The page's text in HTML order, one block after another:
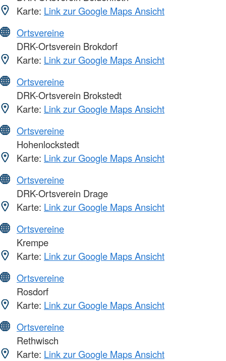
Karte: Link zur Google Maps Ansicht
Ortsvereine
DRK-Ortsverein Brokdorf
Karte: Link zur Google Maps Ansicht
Ortsvereine
DRK-Ortsverein Brokstedt
Karte: Link zur Google Maps Ansicht
Ortsvereine
Hohenlockstedt
Karte: Link zur Google Maps Ansicht
Ortsvereine
DRK-Ortsverein Drage
Karte: Link zur Google Maps Ansicht
Ortsvereine
Krempe
Karte: Link zur Google Maps Ansicht
Ortsvereine
Rosdorf
Karte: Link zur Google Maps Ansicht
Ortsvereine
Rethwisch
Karte: Link zur Google Maps Ansicht